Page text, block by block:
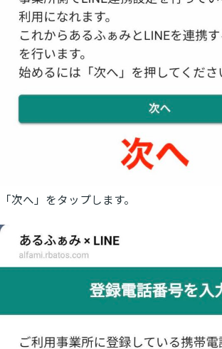
「次へ」をタップします。